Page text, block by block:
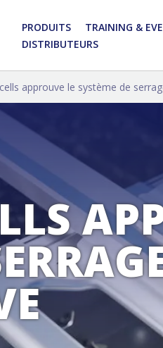
PRODUITS TRAINING &
DISTRIBUTEURS
approuve le système de